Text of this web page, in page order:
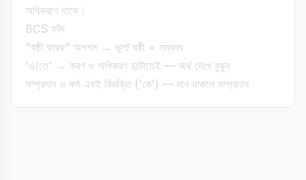
অধিকরণে থাকে।
BCS ফাঁদ
"ষষ্ঠী কারক" অপশন → ভুল! ষষ্ঠী = সম্বন্ধ
'এ/তে' → করণ ও অধিকরণ দুটোতেই — অর্থ দেখে বুঝুন
সম্প্রদান ও কর্ম একই বিভক্তি ('কে') — দান থাকলে সম্প্রদান